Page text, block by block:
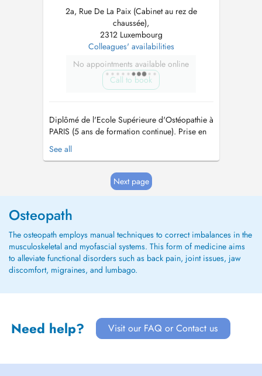
2a, Rue De La Paix (Cabinet au rez de
chaussée),
2312 Luxembourg
Colleagues' availabilities
No appointments available online
Call to book
Diplômé de l'Ecole Supérieure d'Ostéopathie à
PARIS (5 ans de formation continue). Prise en
charge de nourrisson, enfants, adolescents,
adultes, séniors, sportifs et personnes en
Viscérale thoracique, abdominale et petit
bassin (reflux gastro-œs...
See all
Next page
Osteopath
The osteopath employs manual techniques to correct imbalances in the
musculoskeletal and myofascial systems. This form of medicine aims
to alleviate functional disorders such as back pain, joint issues, jaw
discomfort, migraines, and lumbago.
Need help? Visit our FAQ or Contact us